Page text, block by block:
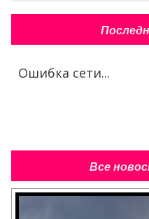
Ошибка сети...
Все